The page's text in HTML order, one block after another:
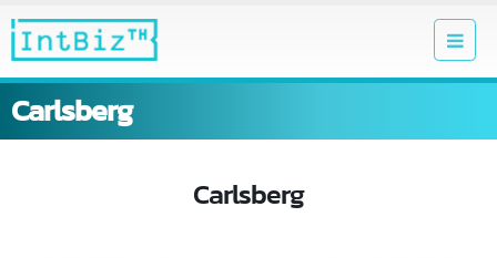
Carlsberg
Carlsberg